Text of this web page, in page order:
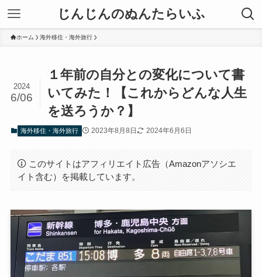
じんじんのぬんたらいふ
ホーム 海外移住・海外旅行
１年前の自分との変化について書
いてみた！【これからどんな人生
を送ろうか？】
2024
6/06
海外移住・海外旅行 2023年8月8日 2024年6月6日
このサイトはアフィリエイト広告（Amazonアソシエ
イト含む）を掲載しています。